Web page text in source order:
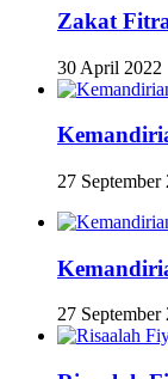
Zakat
30 April 2022
27 September
27 September